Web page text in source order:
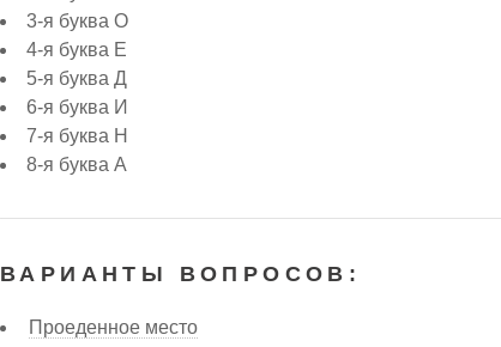
3-я буква О
4-я буква Е
5-я буква Д
6-я буква И
7-я буква Н
8-я буква А
ВАРИАНТЫ ВОПРОСОВ:
Проеденное место